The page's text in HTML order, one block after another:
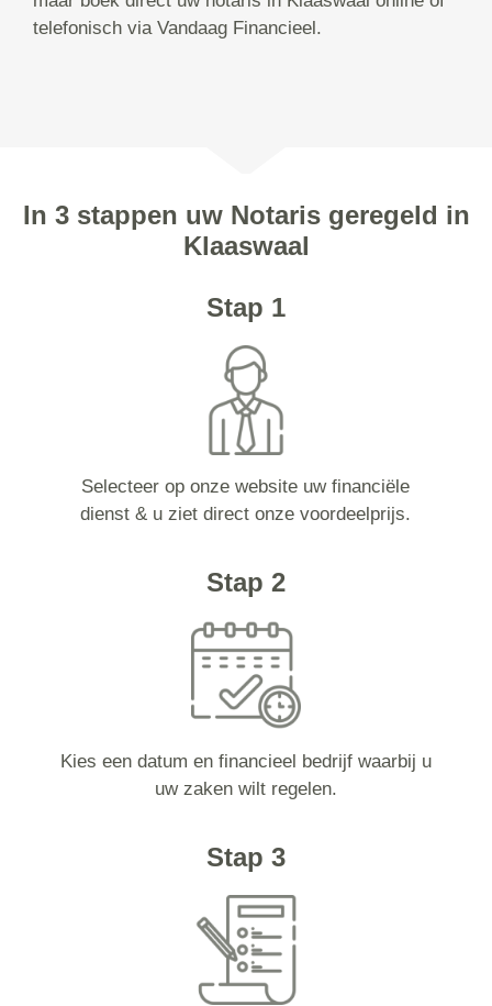
telefonisch via Vandaag Financieel.
In 3 stappen uw Notaris geregeld in
Klaaswaal
Stap 1
Selecteer op onze website uw financiële
dienst & u ziet direct onze voordeelprijs.
Stap 2
Kies een datum en financieel bedrijf waarbij u
uw zaken wilt regelen.
Stap 3